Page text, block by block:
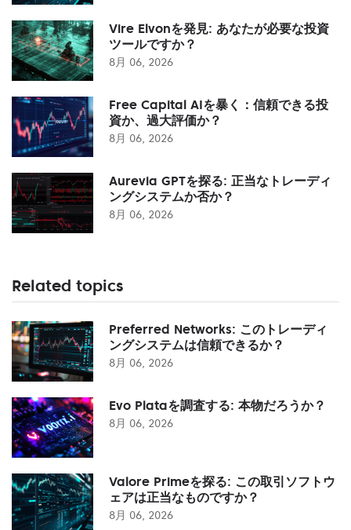
Vire Elvonを発見: あなたが必要な投資
ツールですか？
8月 06, 2026
Free Capital AIを暴く：信頼できる投
資か、過大評価か？
8月 06, 2026
Aurevia GPTを探る: 正当なトレーディ
ングシステムか否か？
8月 06, 2026
Related topics
Preferred Networks: このトレーディ
ングシステムは信頼できるか？
8月 06, 2026
Evo Plataを調査する: 本物だろうか？
8月 06, 2026
Valore Primeを探る: この取引ソフトウ
ェアは正当なものですか？
8月 06, 2026